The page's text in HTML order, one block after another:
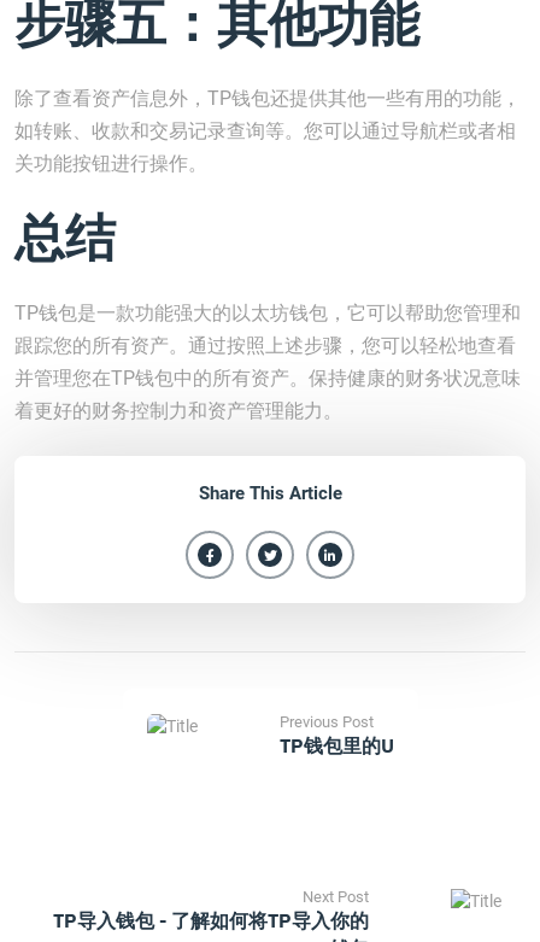
步骤五：其他功能
除了查看资产信息外，TP钱包还提供其他一些有用的功能，
如转账、收款和交易记录查询等。您可以通过导航栏或者相
关功能按钮进行操作。
总结
TP钱包是一款功能强大的以太坊钱包，它可以帮助您管理和
跟踪您的所有资产。通过按照上述步骤，您可以轻松地查看
并管理您在TP钱包中的所有资产。保持健康的财务状况意味
着更好的财务控制力和资产管理能力。
Share This Article
Previous Post
TP钱包里的u
Next Post
TP导入钱包 - 了解如何将TP导入你的